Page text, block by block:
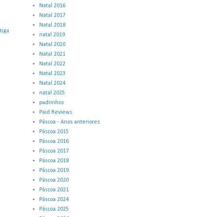
Natal 2016
Natal 2017
Natal 2018
natal 2019
Natal 2020
Natal 2021
Natal 2022
Natal 2023
Natal 2024
natal 2025
padrinhos
Paid Reviews
Páscoa - Anos anteriores
Páscoa 2015
Páscoa 2016
Páscoa 2017
Páscoa 2018
Páscoa 2019
Páscoa 2020
Páscoa 2021
Páscoa 2024
Páscoa 2025